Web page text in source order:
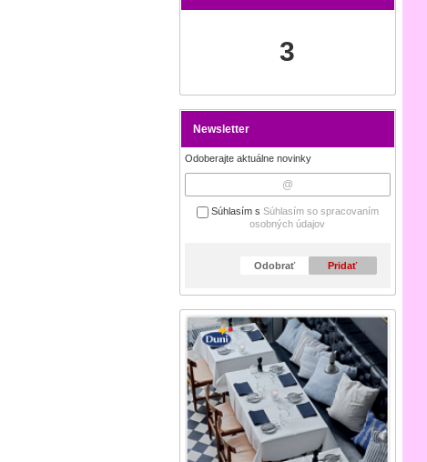
3
Newsletter
Odoberajte aktuálne novinky
Súhlasím s Súhlasím so spracovaním
osobných údajov
Odobrať Pridať